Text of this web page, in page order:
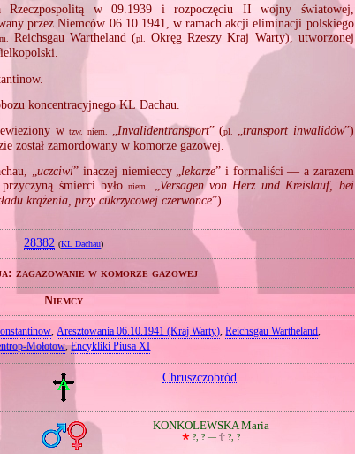
w 09.1939 i rozpoczęciu II wojny światowej,
przez Niemców 06.10.1941, w ramach akcji eliminacji polskiego
Reichsgau Wartheland (pl.
Okręg Rzeszy Kraj Warty), utworzonej
koncentracyjnego KL Dachau.
w tzw. niem. Invalidentransport” (pl. „transport inwalidów”)
został zamordowany w komorze gazowej.
„uczciwi” inaczej niemieccy „lekarze” i formaliści — a zarazem
śmierci byłoniem. „Versagen von Herz und Kreislauf, bei
krążenia, przy cukrzycowej czerwonce”).
28382 (KL Dachau)
zagazowanie w komorze gazowej
Niemcy
,Aresztowania 06.10.1941 (Kraj Warty),Reichsgau Wartheland,
,Encykliki Piusa XI
Chruszczobród
KONKOLEWSKA Maria
🞲 ?, ? —🕆 ?, ?